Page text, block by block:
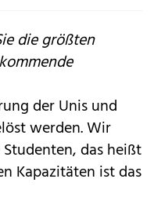
die größten
der Unis und
werden. Wir
das heißt
Kapazitäten ist das